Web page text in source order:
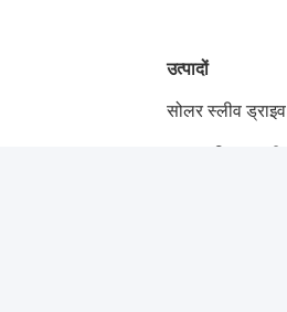
उत्पादों
सोलर स्लीव ड्राइव